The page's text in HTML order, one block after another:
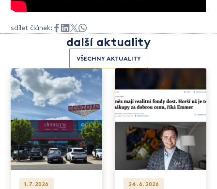
sdílet článek:
další aktuality
VŠECHNY AKTUALITY
1. 7. 2026 24. 6. 2026